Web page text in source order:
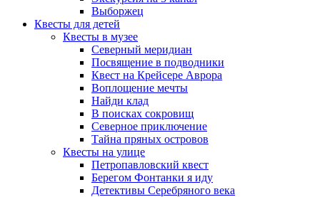
Выборжец
Квесты для детей
Квесты в музее
Северный меридиан
Посвящение в подводники
Квест на Крейсере Аврора
Воплощение мечты
Найди клад
В поисках сокровищ
Северное приключение
Тайна пряных островов
Квесты на улице
Петропавловский квест
Берегом Фонтанки я иду
Детективы Серебряного века